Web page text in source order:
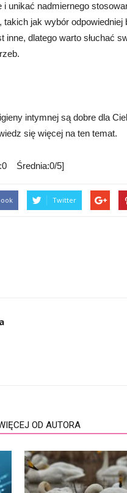
i unikać nadmiernego
jak wybór odpowiedniej
inne, dlatego warto słuchać
intymnej są dobre dla
się więcej na ten temat.
Średnia:0/5]
Twitter
OD AUTORA